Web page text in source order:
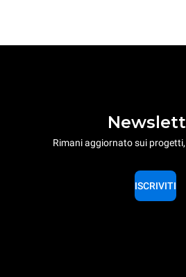
Rimani aggiornato sui
ISCRIVITI